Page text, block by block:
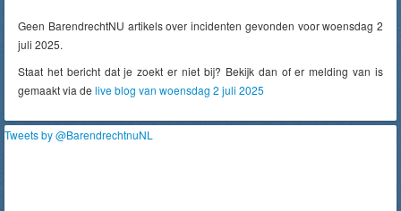
Geen BarendrechtNU artikels over incidenten gevonden voor woensdag 2
juli 2025.
Staat het bericht dat je zoekt er niet bij? Bekijk dan of er melding van is
gemaakt via de live blog van woensdag 2 juli 2025
Tweets by @BarendrechtnuNL